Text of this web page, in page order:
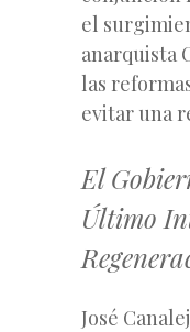
el
anarquista
las
evitar una
El
Último
José